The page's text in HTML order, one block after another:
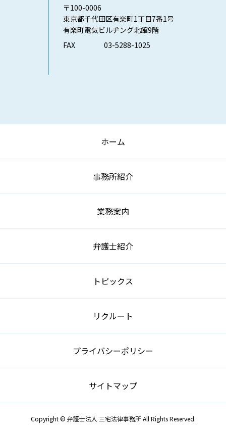
〒100-0006
東京都千代田区有楽町1丁目7番1号
有楽町電気ビルヂング北館9階
FAX
03-5288-1025
ホーム
事務所紹介
業務案内
弁護士紹介
トピックス
リクルート
プライバシーポリシー
サイトマップ
Copyright © 弁護士法人 三宅法律事務所 All Rights Reserved.